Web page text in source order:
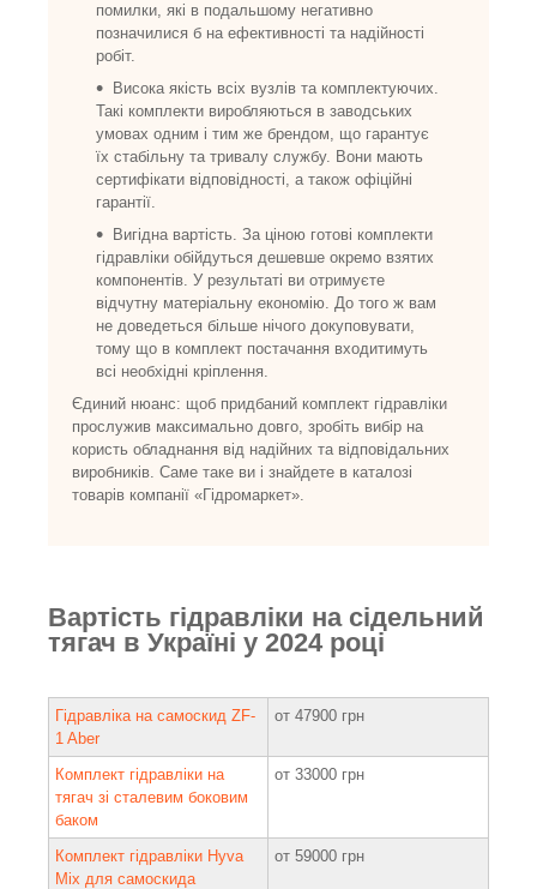
помилки, які в подальшому негативно
позначилися б на ефективності та надійності
робіт.
Висока якість всіх вузлів та комплектуючих.
Такі комплекти виробляються в заводських
умовах одним і тим же брендом, що гарантує
їх стабільну та тривалу службу. Вони мають
сертифікати відповідності, а також офіційні
гарантії.
Вигідна вартість. За ціною готові комплекти
гідравліки обійдуться дешевше окремо взятих
компонентів. У результаті ви отримуєте
відчутну матеріальну економію. До того ж вам
не доведеться більше нічого докуповувати,
тому що в комплект постачання входитимуть
всі необхідні кріплення.
Єдиний нюанс: щоб придбаний комплект гідравліки
прослужив максимально довго, зробіть вибір на
користь обладнання від надійних та відповідальних
виробників. Саме таке ви і знайдете в каталозі
товарів компанії «Гідромаркет».
Вартість гідравліки на сідельний
тягач в Україні у 2024 році
Гідравліка на самоскид ZF-
1 Aber
от 47900 грн
Комплект гідравліки на
тягач зі сталевим боковим
баком
от 33000 грн
Комплект гідравліки Hyva
Mix для самоскида
от 59000 грн